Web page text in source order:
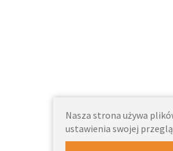
Nasza strona używa
ustawienia swojej